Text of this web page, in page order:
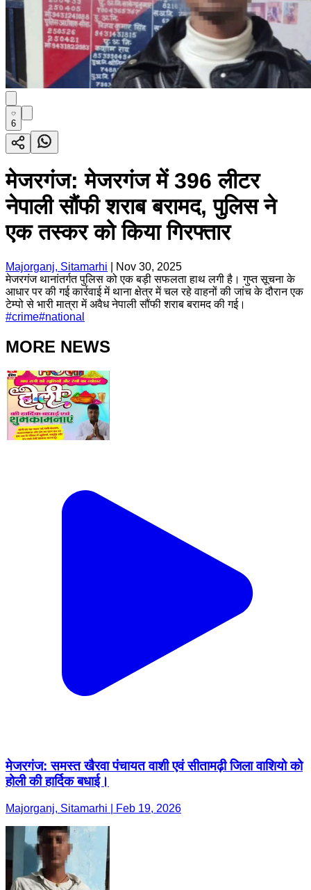
6
मेजरगंज: मेजरगंज में 396 लीटर
नेपाली सौंफी शराब बरामद, पुलिस ने
एक तस्कर को किया गिरफ्तार
Majorganj, Sitamarhi
Nov 30, 2025
मेजरगंज थानांतर्गत पुलिस को एक बड़ी सफलता हाथ लगी है। गुप्त सूचना के
आधार पर की गई कार्रवाई में थाना क्षेत्र में चल रहे वाहनों की जांच के दौरान एक
टेम्पो से भारी मात्रा में अवैध नेपाली सौंफी शराब बरामद की गई।
#crime#national
MORE NEWS
मेजरगंज: समस्त खैरवा पंचायत वाशी एवं सीतामढ़ी जिला वाशियो को
होली की हार्दिक बधाई।
Majorganj, Sitamarhi | Feb 19, 2026